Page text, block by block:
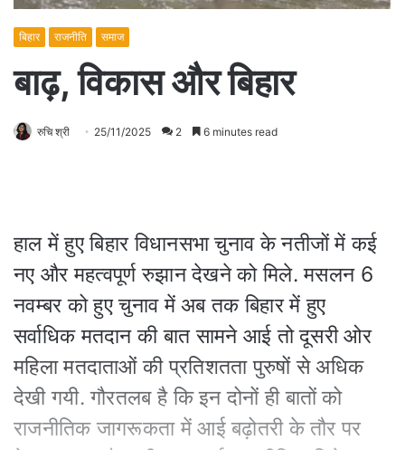
बिहार राजनीति समाज
बाढ़, विकास और बिहार
रुचि श्री 25/11/2025 2 6 minutes read
हाल में हुए बिहार विधानसभा चुनाव के नतीजों में कई
नए और महत्वपूर्ण रुझान देखने को मिले. मसलन 6
नवम्बर को हुए चुनाव में अब तक बिहार में हुए
सर्वाधिक मतदान की बात सामने आई तो दूसरी ओर
महिला मतदाताओं की प्रतिशतता पुरुषों से अधिक
देखी गयी. गौरतलब है कि इन दोनों ही बातों को
राजनीतिक जागरूकता में आई बढ़ोतरी के तौर पर